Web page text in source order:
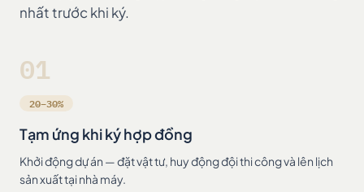
nhất trước khi ký.
01
20–30%
Tạm ứng khi ký hợp đồng
Khởi động dự án — đặt vật tư, huy động đội thi công và lên lịch
sản xuất tại nhà máy.